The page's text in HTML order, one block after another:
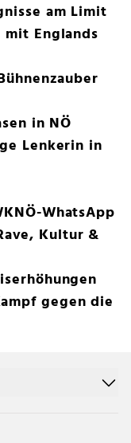
am Limit
Englands
in NÖ
Lenkerin in
WhatsApp
Kultur &
gegen die